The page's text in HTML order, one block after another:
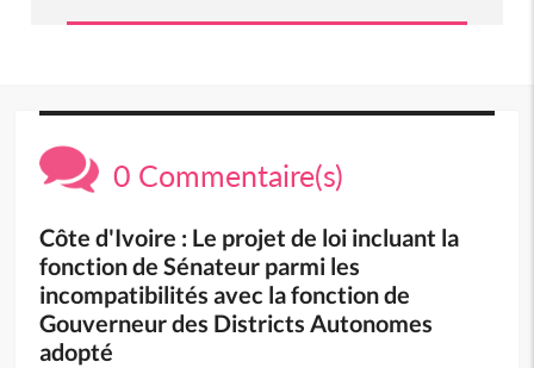
0 Commentaire(s)
Côte d'Ivoire : Le projet de loi incluant la
fonction de Sénateur parmi les
incompatibilités avec la fonction de
Gouverneur des Districts Autonomes
adopté